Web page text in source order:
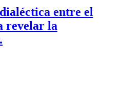
entre el
revelar la